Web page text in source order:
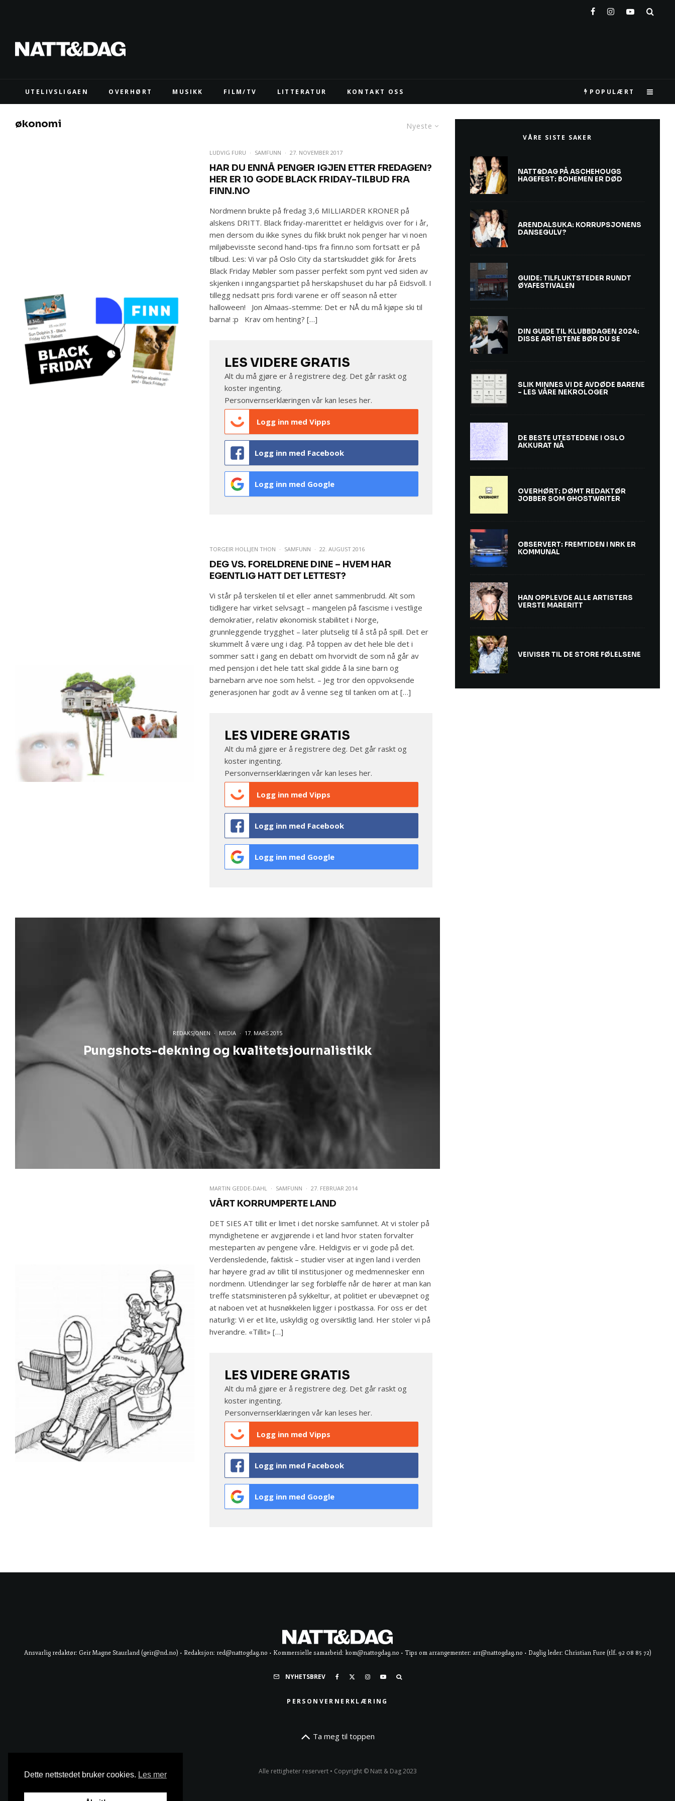
UTELIVSLIGAEN OVERHØRT MUSIKK FILM/TV LITTERATUR KONTAKT OSS POPULÆRT
Nyeste
økonomi
LUDVIG FURU · SAMFUNN · 27. NOVEMBER 2017
HAR DU ENNÅ PENGER IGJEN ETTER FREDAGEN?
HER ER 10 GODE BLACK FRIDAY-TILBUD FRA
FINN.NO
Nordmenn brukte på fredag 3,6 MILLIARDER KRONER på
alskens DRITT. Black friday-marerittet er heldigvis over for i år,
men dersom du ikke synes du fikk brukt nok penger har vi noen
miljøbevisste second hand-tips fra finn.no som fortsatt er på
tilbud. Les: Vi var på Oslo City da startskuddet gikk for årets
Black Friday Møbler som passer perfekt som pynt ved siden av
skjenken i inngangspartiet på herskapshuset du har på Eidsvoll. I
tillegg nedsatt pris fordi varene er off season nå etter
halloween! Jon Almaas-stemme: Det er NÅ du må kjøpe ski til
barna! :p Krav om henting? […]
LES VIDERE GRATIS
Alt du må gjøre er å registrere deg. Det går raskt og
koster ingenting.
Personvernserklæringen vår kan lesesher.
Logg inn med Vipps
Logg inn med Facebook
Logg inn med Google
TORGEIR HOLLJEN THON · SAMFUNN · 22. AUGUST 2016
DEG VS. FORELDRENE DINE – HVEM HAR
EGENTLIG HATT DET LETTEST?
Vi står på terskelen til et eller annet sammenbrudd. Alt som
tidligere har virket selvsagt – mangelen på fascisme i vestlige
demokratier, relativ økonomisk stabilitet i Norge,
grunnleggende trygghet – later plutselig til å stå på spill. Det er
skummelt å være ung i dag. På toppen av det hele ble det i
sommer satt i gang en debatt om hvorvidt de som nå går av
med pensjon i det hele tatt skal gidde å la sine barn og
barnebarn arve noe som helst. – Jeg tror den oppvoksende
generasjonen har godt av å venne seg til tanken om at […]
LES VIDERE GRATIS
Alt du må gjøre er å registrere deg. Det går raskt og
koster ingenting.
Personvernserklæringen vår kan lesesher.
Logg inn med Vipps
Logg inn med Facebook
Logg inn med Google
REDAKSJONEN · MEDIA · 17. MARS 2015
Pungshots-dekning og kvalitetsjournalistikk
MARTIN GEDDE-DAHL · SAMFUNN · 27. FEBRUAR 2014
VÅRT KORRUMPERTE LAND
DET SIES AT tillit er limet i det norske samfunnet. At vi stoler på
myndighetene er avgjørende i et land hvor staten forvalter
mesteparten av pengene våre. Heldigvis er vi gode på det.
Verdensledende, faktisk – studier viser at ingen land i verden
har høyere grad av tillit til institusjoner og medmennesker enn
nordmenn. Utlendinger lar seg forbløffe når de hører at man kan
treffe statsministeren på sykkeltur, at politiet er ubevæpnet og
at naboen vet at husnøkkelen ligger i postkassa. For oss er det
naturlig: Vi er et lite, uskyldig og oversiktlig land. Her stoler vi på
hverandre. «Tillit» […]
LES VIDERE GRATIS
Alt du må gjøre er å registrere deg. Det går raskt og
koster ingenting.
Personvernserklæringen vår kan lesesher.
Logg inn med Vipps
Logg inn med Facebook
Logg inn med Google
VÅRE SISTE SAKER
NATT&DAG PÅ ASCHEHOUGS
HAGEFEST: BOHEMEN ER DØD
ARENDALSUKA: KORRUPSJONENS
DANSEGULV?
GUIDE: TILFLUKTSTEDER RUNDT
ØYAFESTIVALEN
DIN GUIDE TIL KLUBBDAGEN 2024:
DISSE ARTISTENE BØR DU SE
SLIK MINNES VI DE AVDØDE BARENE
– LES VÅRE NEKROLOGER
DE BESTE UTESTEDENE I OSLO
AKKURAT NÅ
OVERHØRT: DØMT REDAKTØR
JOBBER SOM GHOSTWRITER
OBSERVERT: FREMTIDEN I NRK ER
KOMMUNAL
HAN OPPLEVDE ALLE ARTISTERS
VERSTE MARERITT
VEIVISER TIL DE STORE FØLELSENE
Ansvarlig redaktør: Geir Magne Staurland (geir@nd.no) • Redaksjon: red@nattogdag.no • Kommersielle samarbeid: kom@nattogdag.no • Tips om arrangementer: arr@nattogdag.no • Daglig leder: Christian Fure (tlf. 92 08 85 72)
NYHETSBREV
PERSONVERNERKLÆRING
Ta meg til toppen
Alle rettigheter reservert • Copyright © Natt & Dag 2023
Dette nettstedet bruker cookies. Les mer